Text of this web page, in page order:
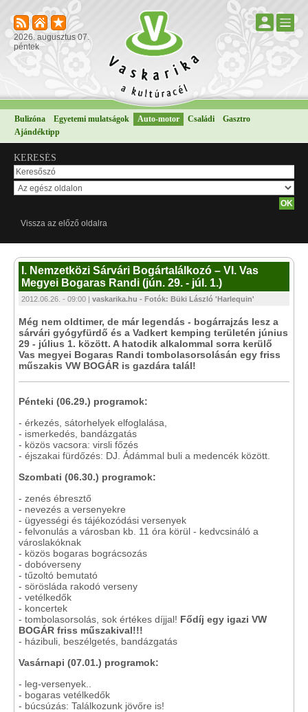
2026. augusztus 07.
péntek
Bulizóna Egyetemi mulatságok Auto-motor Családi
Gasztro
Ajándéktipp
KERESÉS
Vissza az előző oldalra
I. Nemzetközi Sárvári Bogártalálkozó – VI. Vas
Megyei Bogaras Randi (jún. 29. - júl. 1.)
2012.06.26. - 09:00 | vaskarika.hu - Fotók: Büki László 'Harlequin'
Még nem oldtimer, de már legendás - bogárrajzás lesz a
sárvári gyógyfürdő és a Vadkert kemping területén június
29 - július 1. között. A hatodik alkalommal sorra kerülő
Vas megyei Bogaras Randi tombolasorsolásán egy friss
műszakis VW BOGÁR is gazdára talál!
Pénteki (06.29.) programok:
- érkezés, sátorhelyek elfoglalása,
- ismerkedés, bandázgatás
- közös vacsora: virsli főzés
- éjszakai fürdőzés: DJ. Ádámmal buli a medencék között.
Szombati (06.30.) programok:
- zenés ébresztő
- nevezés a versenyekre
- ügyességi és tájékozódási versenyek
- felvonulás a városban kb. 11 óra körül - kedvcsináló a
városlakóknak
- közös bogaras bográcsozás
- dobóverseny
- tűzoltó bemutató
- sörösláda rakodó verseny
- vetélkedők
- koncertek
- tombolasorsolás, sok értékes díjjal! Fődíj egy igazi VW
BOGÁR friss műszakival!!!
- házibuli, beszélgetés, bandázgatás
Vasárnapi (07.01.) programok:
- leg-versenyek..
- bogaras vetélkedők
- búcsúzás: Találkozunk jövőre is!